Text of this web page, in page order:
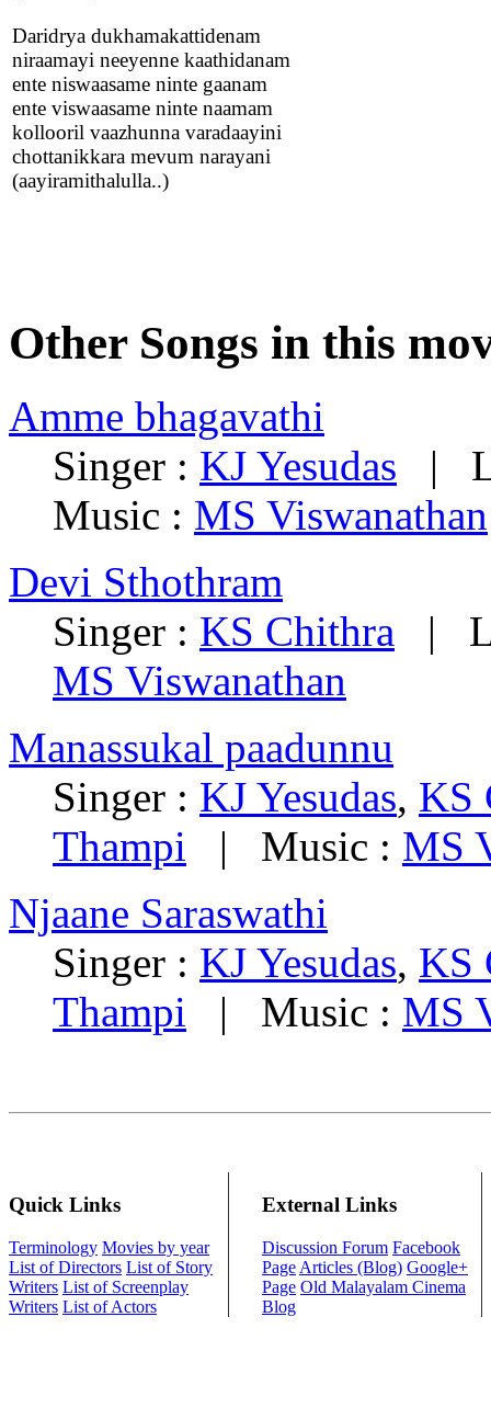
Daridrya dukhamakattidenam
niraamayi neeyenne kaathidanam
ente niswaasame ninte gaanam
ente viswaasame ninte naamam
kollooril vaazhunna varadaayini
chottanikkara mevum narayani
(aayiramithalulla..)
Other Songs in this
Amme bhagavathi
Singer : KJ Yesudas |
Music : MS Viswanathan
Devi Sthothram
Singer : KS Chithra |
MS Viswanathan
Manassukal paadunnu
Singer : KJ Yesudas, KS
Thampi | Music : MS
Njaane Saraswathi
Singer : KJ Yesudas, KS
Thampi | Music : MS
Quick Links
Terminology Movies by year
List of Directors List of Story
Writers List of Screenplay
Writers List of Actors
External Links
Discussion Forum Facebook
Page Articles (Blog) Google+
Page Old Malayalam Cinema
Blog